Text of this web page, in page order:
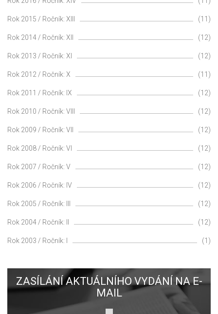
Rok 2015 / Ročník: XIII (11)
Rok 2014 / Ročník: XII (12)
Rok 2013 / Ročník: XI (12)
Rok 2012 / Ročník: X (11)
Rok 2011 / Ročník: IX (12)
Rok 2010 / Ročník: VIII (12)
Rok 2009 / Ročník: VII (12)
Rok 2008 / Ročník: VI (12)
Rok 2007 / Ročník: V (12)
Rok 2006 / Ročník: IV (12)
Rok 2005 / Ročník: III (12)
Rok 2004 / Ročník: II (12)
Rok 2003 / Ročník: I (1)
ZASÍLÁNÍ AKTUÁLNÍHO VYDÁNÍ NA E-
MAIL